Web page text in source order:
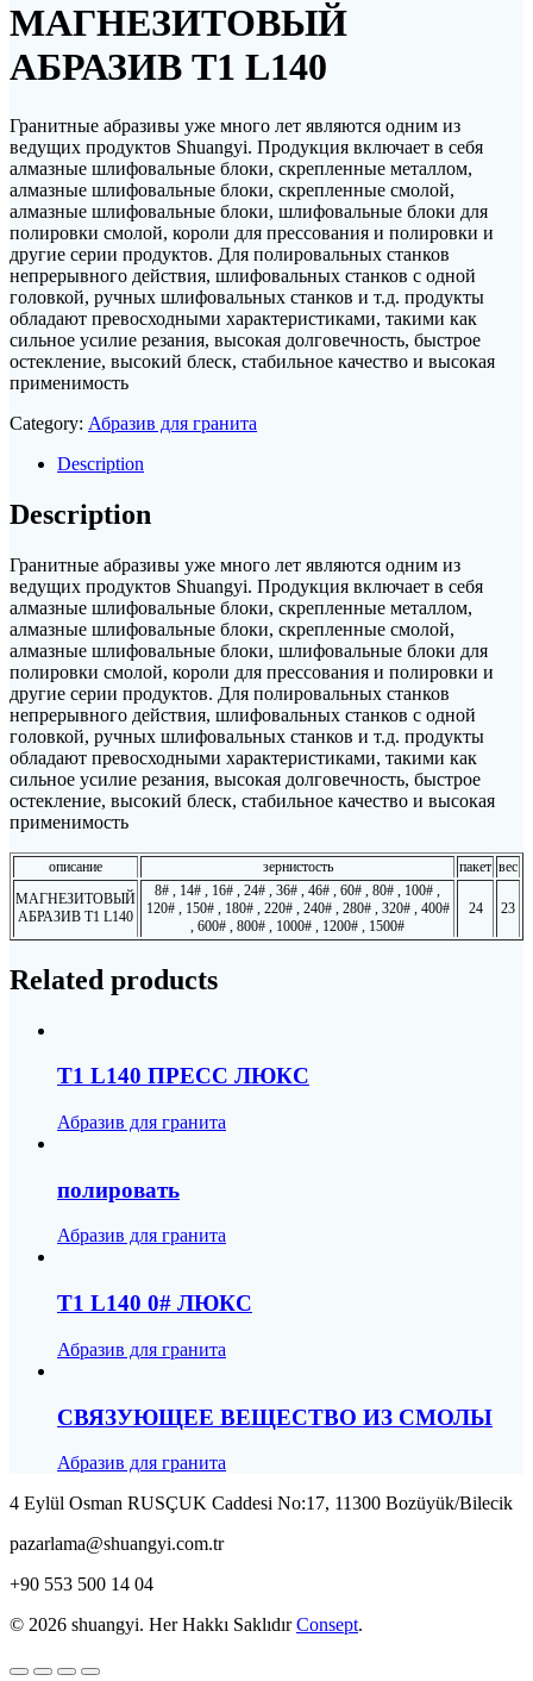
МАГНЕЗИТОВЫЙ
АБРАЗИВ T1 L140
Гранитные абразивы уже много лет являются одним из
ведущих продуктов Shuangyi. Продукция включает в себя
алмазные шлифовальные блоки, скрепленные металлом,
алмазные шлифовальные блоки, скрепленные смолой,
алмазные шлифовальные блоки, шлифовальные блоки для
полировки смолой, короли для прессования и полировки и
другие серии продуктов. Для полировальных станков
непрерывного действия, шлифовальных станков с одной
головкой, ручных шлифовальных станков и т.д. продукты
обладают превосходными характеристиками, такими как
сильное усилие резания, высокая долговечность, быстрое
остекление, высокий блеск, стабильное качество и высокая
применимость
Category: Абразив для гранита
Description
Description
Гранитные абразивы уже много лет являются одним из
ведущих продуктов Shuangyi. Продукция включает в себя
алмазные шлифовальные блоки, скрепленные металлом,
алмазные шлифовальные блоки, скрепленные смолой,
алмазные шлифовальные блоки, шлифовальные блоки для
полировки смолой, короли для прессования и полировки и
другие серии продуктов. Для полировальных станков
непрерывного действия, шлифовальных станков с одной
головкой, ручных шлифовальных станков и т.д. продукты
обладают превосходными характеристиками, такими как
сильное усилие резания, высокая долговечность, быстрое
остекление, высокий блеск, стабильное качество и высокая
применимость
описание зернистость пакет вес
МАГНЕЗИТОВЫЙ
АБРАЗИВ T1 L140
8# , 14# , 16# , 24# , 36# , 46# , 60# , 80# , 100# ,
120# , 150# , 180# , 220# , 240# , 280# , 320# , 400#
, 600# , 800# , 1000# , 1200# , 1500#
24 23
Related products
T1 L140 ПРЕСС ЛЮКС
Абразив для гранита
полировать
Абразив для гранита
T1 L140 0# ЛЮКС
Абразив для гранита
СВЯЗУЮЩЕЕ ВЕЩЕСТВО ИЗ СМОЛЫ
Абразив для гранита
4 Eylül Osman RUSÇUK Caddesi No:17, 11300 Bozüyük/Bilecik
pazarlama@shuangyi.com.tr
+90 553 500 14 04
© 2026 shuangyi. Her Hakkı SaklıdırConsept.